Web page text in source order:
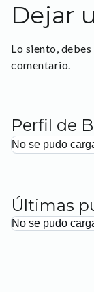
Dejar
Lo siento,
comentario.
Perfil de
No se pudo
Últimas
No se pudo